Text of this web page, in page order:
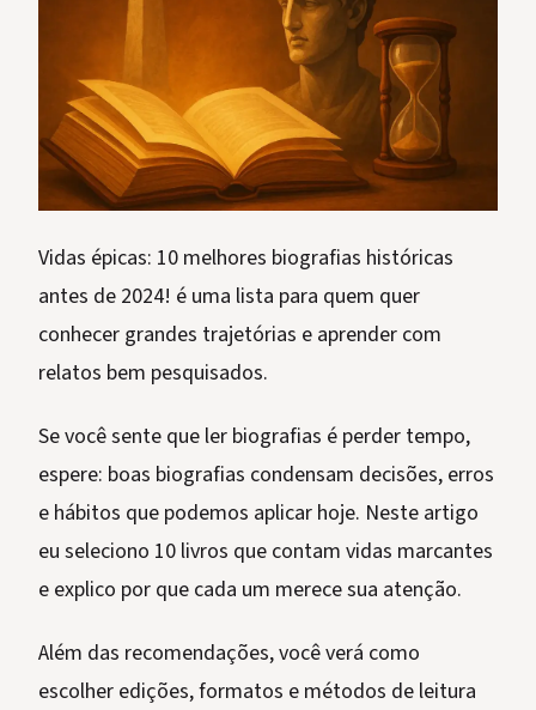
Vidas épicas: 10 melhores biografias históricas
antes de 2024! é uma lista para quem quer
conhecer grandes trajetórias e aprender com
relatos bem pesquisados.
Se você sente que ler biografias é perder tempo,
espere: boas biografias condensam decisões, erros
e hábitos que podemos aplicar hoje. Neste artigo
eu seleciono 10 livros que contam vidas marcantes
e explico por que cada um merece sua atenção.
Além das recomendações, você verá como
escolher edições, formatos e métodos de leitura